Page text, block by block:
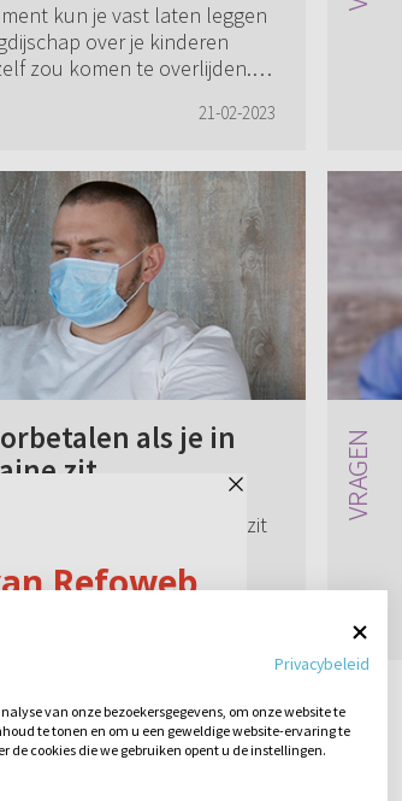
kun je vast laten leggen
over je kinderen
zou komen te overlijden.
als voogd zou willen21-02-2023
als je in
zit
als je in quarantaine zit
Privacybeleid
van onze bezoekersgegevens, om onze website te
te tonen en om u een geweldige website-ervaring te
de cookies die we gebruiken opent u de instellingen.